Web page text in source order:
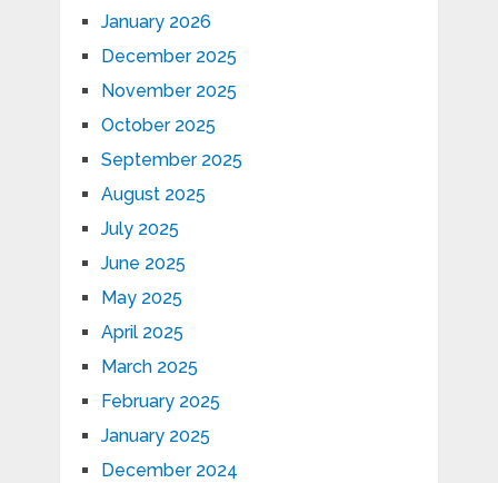
January 2026
December 2025
November 2025
October 2025
September 2025
August 2025
July 2025
June 2025
May 2025
April 2025
March 2025
February 2025
January 2025
December 2024